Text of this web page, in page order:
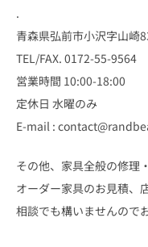
.
青森県弘前市小沢字山崎
TEL/FAX. 0172-55-9564
営業時間 10:00-18:00
定休日 水曜のみ
E-mail :
その他、家具全般の修理
オーダー家具のお見積、
相談でも構いませんので